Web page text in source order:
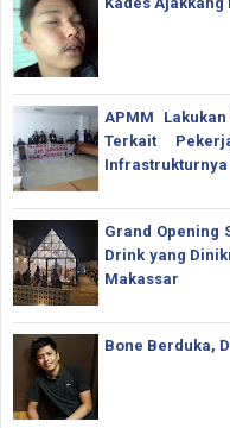
APMM
Terkait
Infrastrukturnya
Grand Opening
Drink yang
Makassar
Bone Berduka,